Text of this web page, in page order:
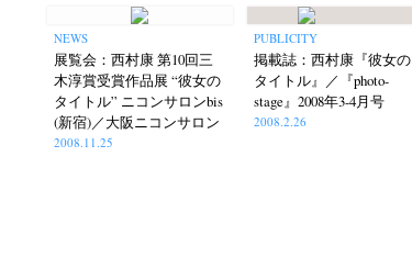
NEWS
展覧会：西村康 第10回三
木淳賞受賞作品展 “彼女の
タイトル” ニコンサロンbis
(新宿)／大阪ニコンサロン
2008.11.25
PUBLICITY
掲載誌：西村康『彼女の
タイトル』／『photo-
stage』2008年3-4月号
2008.2.26